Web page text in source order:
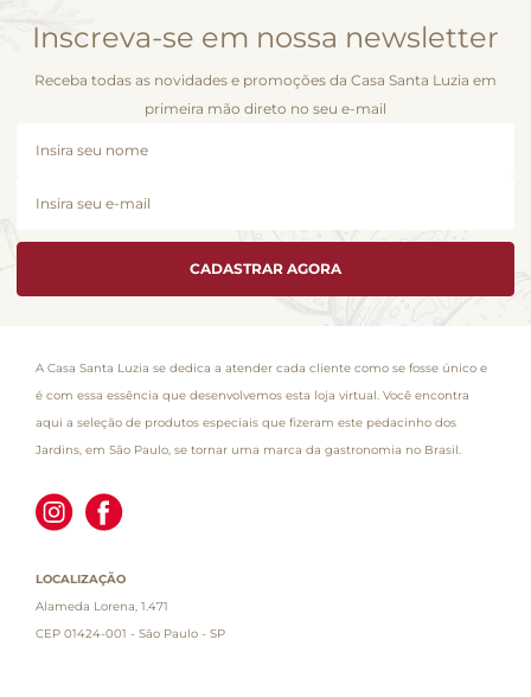
Inscreva-se em nossa newsletter
Receba todas as novidades e promoções da Casa Santa Luzia em
primeira mão direto no seu e-mail
CADASTRAR AGORA
A Casa Santa Luzia se dedica a atender cada cliente como se fosse único e
é com essa essência que desenvolvemos esta loja virtual. Você encontra
aqui a seleção de produtos especiais que fizeram este pedacinho dos
Jardins, em São Paulo, se tornar uma marca da gastronomia no Brasil.
LOCALIZAÇÃO
Alameda Lorena, 1.471
CEP 01424-001 - São Paulo - SP